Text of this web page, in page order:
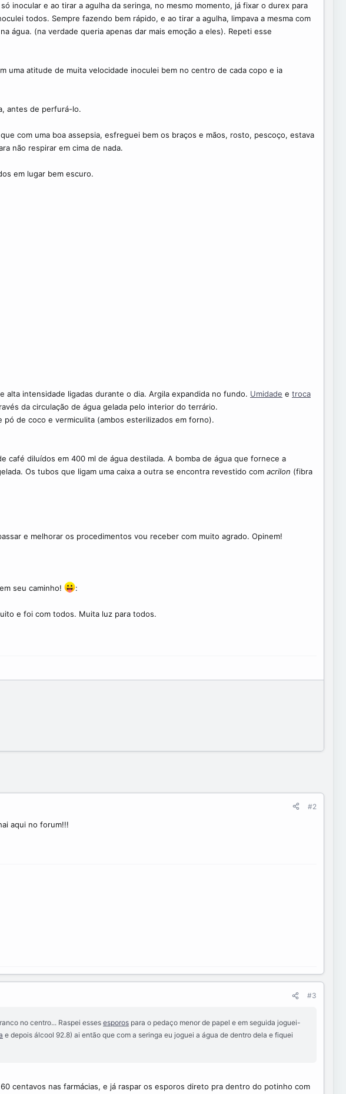
inocular e ao tirar a agulha da seringa, no mesmo momento, já fixar o durex para
todos. Sempre fazendo bem rápido, e ao tirar a agulha, limpava a mesma com
água. (na verdade queria apenas dar mais emoção a eles). Repeti esse
uma atitude de muita velocidade inoculei bem no centro de cada copo e ia
antes de perfurá-lo.
com uma boa assepsia, esfreguei bem os braços e mãos, rosto, pescoço, estava
não respirar em cima de nada.
em lugar bem escuro.
intensidade ligadas durante o dia. Argila expandida no fundo. Umidade e troca
da circulação de água gelada pelo interior do terrário.
pó de coco e vermiculita (ambos esterilizados em forno).
café diluídos em 400 ml de água destilada. A bomba de água que fornece a
Os tubos que ligam uma caixa a outra se encontra revestido com acrilon (fibra
e melhorar os procedimentos vou receber com muito agrado. Opinem!
seu caminho! :
e foi com todos. Muita luz para todos.
#2
aqui no forum!!!
#3
no centro... Raspei esses esporos para o pedaço menor de papel e em seguida joguei-
e depois álcool 92.8) ai então que com a seringa eu joguei a água de dentro dela e fiquei
centavos nas farmácias, e já raspar os esporos direto pra dentro do potinho com